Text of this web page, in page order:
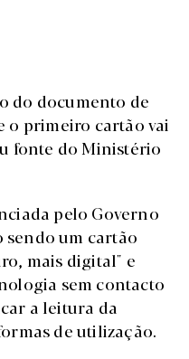
do documento de
o primeiro cartão vai
fonte do Ministério
pelo Governo
sendo um cartão
mais digital" e
sem contacto
a leitura da
de utilização.